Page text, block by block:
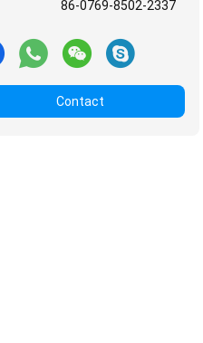
86-0769-8502-2337
Contact